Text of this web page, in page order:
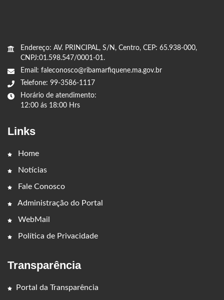
Endereço: AV. PRINCIPAL, S/N, Centro, CEP: 65.938-000,
CNPJ:01.598.547/0001-01.
Email: faleconosco@ribamarfiquene.ma.gov.br
Telefone: 99-3586-1117
Horário de atendimento:
12:00 ás 18:00 Hrs
Links
Home
Notícias
Fale Conosco
Administração do Portal
WebMail
Política de Privacidade
Transparência
Portal da Transparência